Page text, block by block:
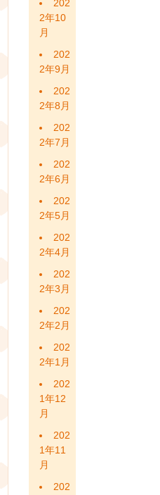
202
2年10
月
202
2年9月
202
2年8月
202
2年7月
202
2年6月
202
2年5月
202
2年4月
202
2年3月
202
2年2月
202
2年1月
202
1年12
月
202
1年11
月
202